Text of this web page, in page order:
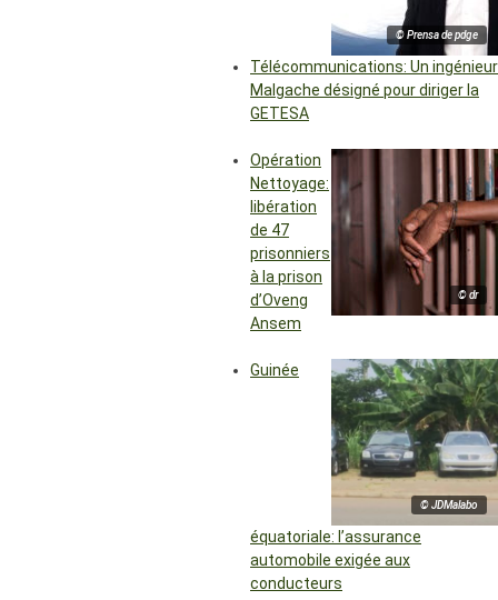
© Prensa de pdge
Télécommunications: Un ingénieur
Malgache désigné pour diriger la
GETESA
© dr
Opération
Nettoyage:
libération
de 47
prisonniers
à la prison
d’Oveng
Ansem
© JDMalabo
Guinée
équatoriale: l’assurance
automobile exigée aux
conducteurs